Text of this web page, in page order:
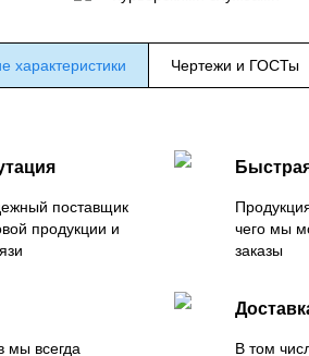
характеристики Чертежи и ГОСТы
поставщик
продукции и
чего мы
заказы
мы всегда
В том